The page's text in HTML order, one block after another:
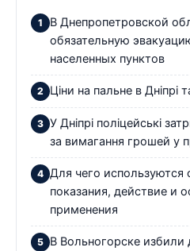
В Днепропетровской
обязательную
населенных пунктов
Ціни на пальне в Дніпрі
У Дніпрі поліцейські
за вимагання грошей у
Для чего используются
показания, действие и
применения
В Вольногорске